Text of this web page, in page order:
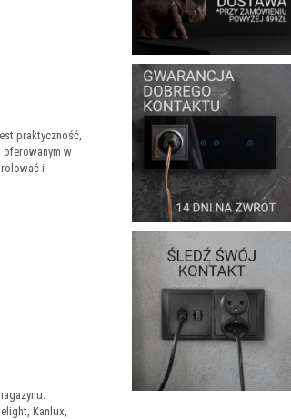
praktyczność,
oferowanym w
i
Kanlux,